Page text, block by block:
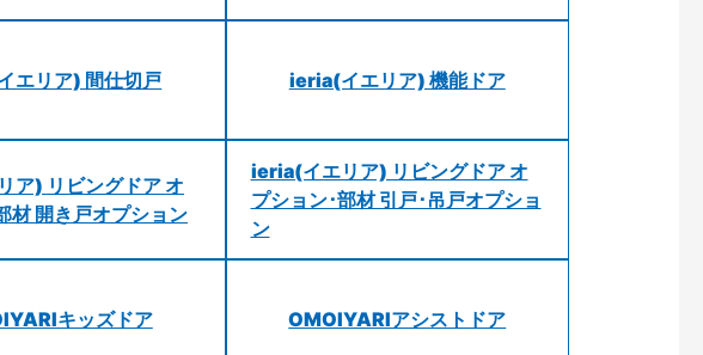
エリア) 間仕切戸 ieria(イエリア) 機能ドア
ア) リビングドア オ
材 開き戸オプション
ieria(イエリア) リビングドア オ
プション･部材 引戸･吊戸オプショ
ン
キッズドア OMOIYARIアシストドア